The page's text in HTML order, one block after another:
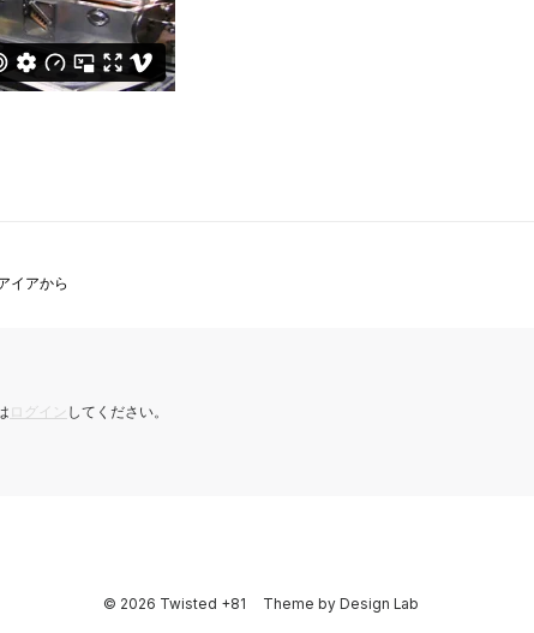
イアから
ログイン してください。
© 2026 Twisted +81 Theme by Design Lab